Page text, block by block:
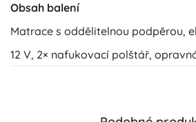
Obsah balení
Matrace s oddělitelnou podpěrou,
12 V, 2× nafukovací polštář,